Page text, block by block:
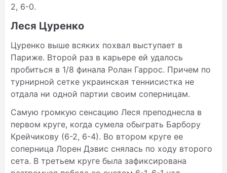
2, 6-0.
Леся Цуренко
Цуренко выше всяких похвал выступает в
Париже. Второй раз в карьере ей удалось
пробиться в 1/8 финала Ролан Гаррос. Причем по
турнирной сетке украинская теннисистка не
отдала ни одной партии своим соперницам.
Самую громкую сенсацию Леся преподнесла в
первом круге, когда сумела обыграть Барбору
Крейчикову (6-2, 6-4). Во втором круге ее
соперница Лорен Дэвис снялась по ходу второго
сета. В третьем круге была зафиксирована